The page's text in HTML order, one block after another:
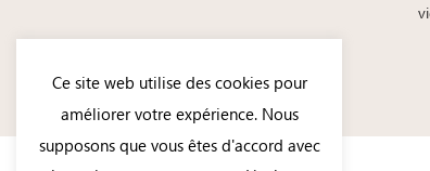
Copyright 2026 - Kanité Naturel
Ce site web utilise des cookies pour
améliorer votre expérience. Nous
supposons que vous êtes d'accord avec